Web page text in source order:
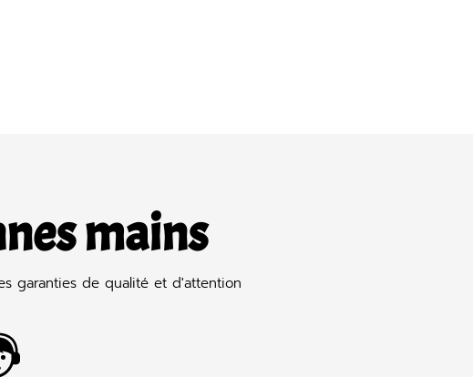
mains
garanties de qualité et d'attention